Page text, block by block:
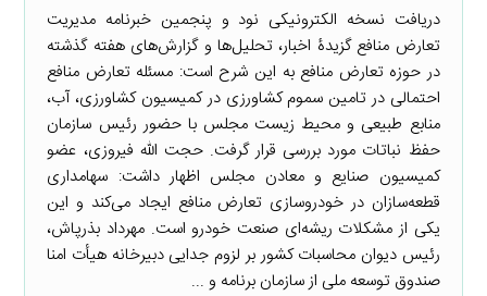
دریافت نسخه الکترونیکی نود و پنجمین خبرنامه مدیریت
تعارض منافع گزیدۀ اخبار، تحلیل‌ها و گزارش‌های هفته گذشته
در حوزه تعارض منافع به این شرح است: مسئله تعارض منافع
احتمالی در تامین سموم کشاورزی در کمیسیون کشاورزی، آب،
منابع طبیعی و محیط زیست مجلس با حضور رئیس سازمان
حفظ نباتات مورد بررسی قرار گرفت. حجت الله فیروزی، عضو
کمیسیون صنایع و معادن مجلس اظهار داشت: سهامداری
قطعه‌سازان در خودروسازی تعارض منافع ایجاد می‌کند و این
یکی از مشکلات ریشه‌ای صنعت خودرو است. مهرداد بذرپاش،
رئیس دیوان محاسبات کشور بر لزوم جدایی دبیرخانه هیأت امنا
صندوق توسعه ملی از سازمان برنامه و ...